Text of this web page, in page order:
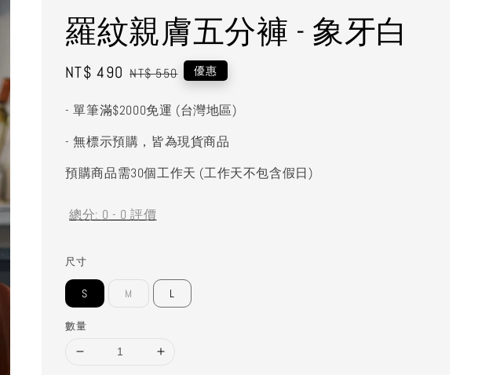
羅紋親膚五分褲 - 象牙白
Sale
NT$ 490 Regular
NT$ 550 優惠
- 單筆滿$2000免運 (台灣地區)
- 無標示預購，皆為現貨商品
預購商品需30個工作天 (工作天不包含假日)
總分: 0 - 0 評價
尺寸
S M L
數量